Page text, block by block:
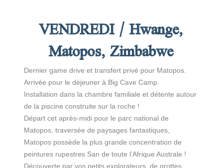
VENDREDI / Hwange,
Matopos, Zimbabwe
Dernier game drive et transfert privé pour Matopos.
Arrivée pour le déjeuner à Big Cave Camp.
Installation dans la chambre familiale et détente autour
de la piscine construite sur la roche !
Départ cet après-midi pour le parc national de
Matopos, traversée de paysages fantastiques,
Matopos possède la plus grande concentration de
peintures rupestres San de toute l’Afrique Australe !
Découverte par vos petits explorateurs, de grottes